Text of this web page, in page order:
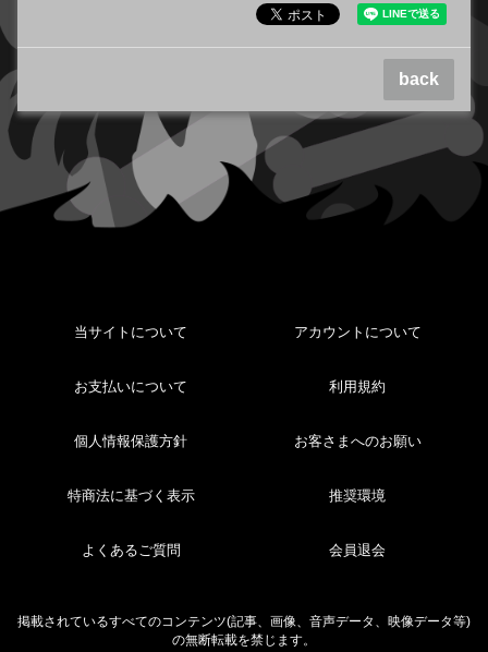
back
当サイトについて アカウントについて
お支払いについて 利用規約
個人情報保護方針 お客さまへのお願い
特商法に基づく表示 推奨環境
よくあるご質問 会員退会
掲載されているすべてのコンテンツ(記事、画像、音声データ、映像データ等)
の無断転載を禁じます。